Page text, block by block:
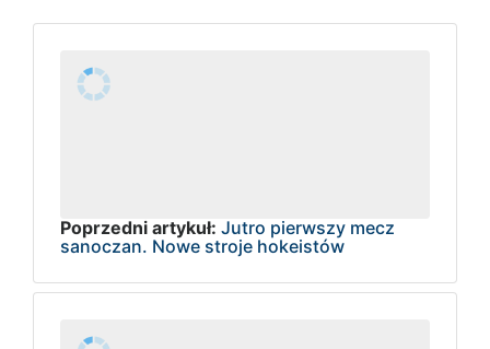
Poprzedni artykuł: Jutro pierwszy mecz
sanoczan. Nowe stroje hokeistów